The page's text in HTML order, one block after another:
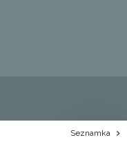
Seznamka